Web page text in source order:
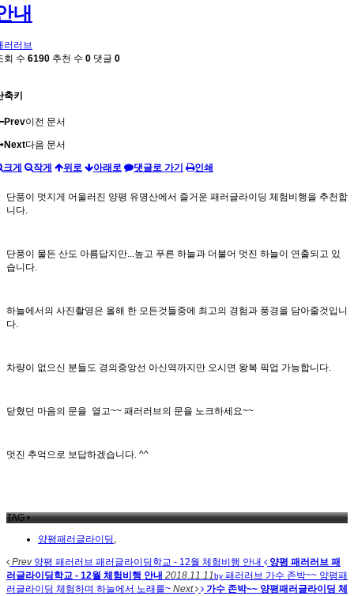
내
러러브
회 수 6190 추천 수 0 댓글 0
축키
Prev이전 문서
Next다음 문서
크게 작게 위로 아래로 댓글로 가기 인쇄
단풍이 멋지게 어울러진 양평 유명산에서 즐거운 패러글라이딩 체험비행을 추천합
니다.
단풍이 물든 산도 아름답지만...높고 푸른 하늘과 더불어 멋진 하늘이 연출되고 있
습니다.
하늘에서의 사진촬영은 올해 한 모든것들중에 최고의 경험과 풍경을 담아줄것입니
다.
차량이 없으신 분들도 경의중앙선 아신역까지만 오시면 왕복 픽업 가능합니다.
닫혔던 마음의 문을 열고~~ 패러러브의 문을 노크하세요~~
멋진 추억으로 보답하겠습니다. ^^
TAG •
양평패러글라이딩,
Prev양평 패러러브 패러글라이딩학교 - 12월 체험비행 안내
양평 패러러브 패
러글라이딩학교 - 12월 체험비행 안내 2018.11.11by 패러러브 가수 존박~~ 양평패
러글라이딩 체험하며 하늘에서 노래를~ Next
가수 존박~~ 양평패러글라이딩 체